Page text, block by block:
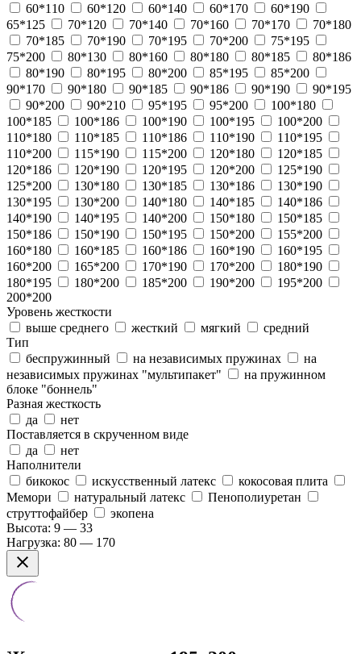
60*110
60*120 60*140 60*170
60*190
65*125
70*120 70*140 70*160 70*170
70*180
70*185
70*190 70*195 70*200
75*195
75*200
80*130 80*160 80*180 80*185
80*186
80*190
80*195 80*200 85*195
85*200
90*170
90*180 90*185 90*186 90*190
90*195
90*200
90*210 95*195 95*200
100*180
100*185
100*186 100*190 100*195
100*200
110*180
110*185 110*186 110*190
110*195
110*200
115*190 115*200 120*180
120*185
120*186
120*190 120*195 120*200
125*190
125*200
130*180 130*185 130*186
130*190
130*195
130*200 140*180 140*185
140*186
140*190
140*195 140*200 150*180
150*185
150*186
150*190 150*195 150*200
155*200
160*180
160*185 160*186 160*190
160*195
160*200
165*200 170*190 170*200
180*190
180*195
180*200 185*200 190*200
195*200
200*200
Уровень жесткости
выше среднего
жесткий мягкий
средний
Тип
беспружинный
на независимых пружинах
на
независимых пружинах "мультипакет"
на пружинном
блоке "боннель"
Разная жесткость
да
нет
Поставляется в скрученном виде
да
нет
Наполнители
бикокос
искусственный латекс
кокосовая плита
Мемори
натуральный латекс
Пенополиуретан
струттофайбер
экопена
Высота: 9 — 33
Нагрузка: 80 — 170